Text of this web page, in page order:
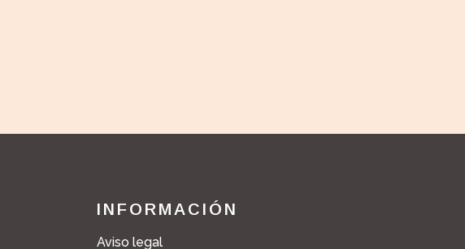
INFORMACIÓN
Aviso legal